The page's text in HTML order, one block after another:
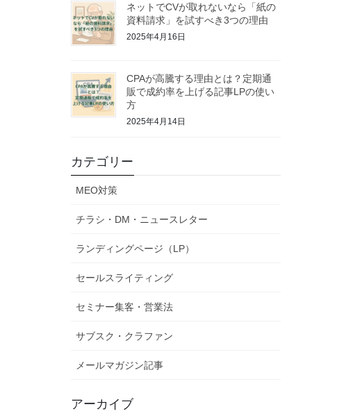
ネットでCVが取れないなら「紙の
資料請求」を試すべき3つの理由
2025年4月16日
CPAが高騰する理由とは？定期通
販で成約率を上げる記事LPの使い
方
2025年4月14日
カテゴリー
MEO対策
チラシ・DM・ニュースレター
ランディングページ（LP）
セールスライティング
セミナー集客・営業法
サブスク・クラファン
メールマガジン記事
アーカイブ